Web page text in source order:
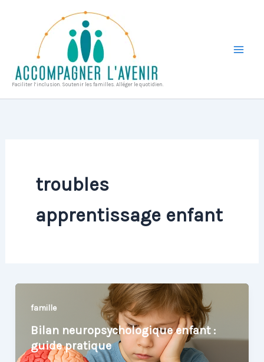
Faciliter l’inclusion. Soutenir les familles. Alléger le quotidien.
troubles
apprentissage enfant
famille
Bilan neuropsychologique enfant :
guide pratique